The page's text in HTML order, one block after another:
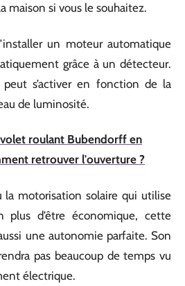
maison si vous le souhaitez.
un moteur automatique
grâce à un détecteur.
s’activer en fonction de la
de luminosité.
volet roulant Bubendorff en
retrouver l'ouverture ?
la motorisation solaire qui utilise
plus d’être économique, cette
une autonomie parfaite. Son
pas beaucoup de temps vu
électrique.